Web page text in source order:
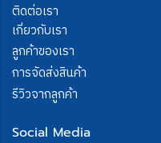
ติดต่อเรา
เกี่ยวกับเรา
ลูกค้าของเรา
การจัดส่งสินค้า
รีวิวจากลูกค้า
Social Media